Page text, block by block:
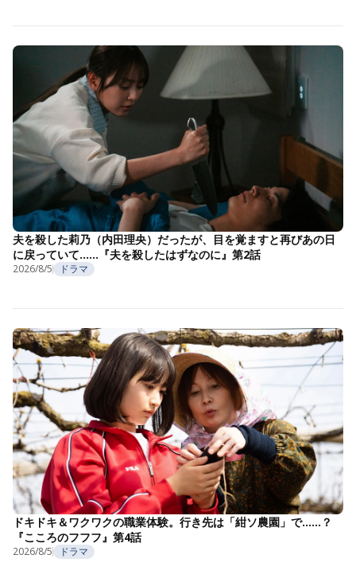
夫を殺した莉乃（内田理央）だったが、目を覚ますと再びあの日
に戻っていて……『夫を殺したはずなのに』第2話
2026/8/5 ドラマ
ドキドキ＆ワクワクの職業体験。行き先は「紺ソ農園」で……？
『こころのフフフ』第4話
2026/8/5 ドラマ